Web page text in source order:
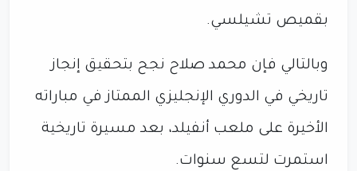
بقميص تشيلسي.
وبالتالي فإن محمد صلاح نجح بتحقيق إنجاز
تاريخي في الدوري الإنجليزي الممتاز في مباراته
الأخيرة على ملعب أنفيلد، بعد مسيرة تاريخية
استمرت لتسع سنوات.